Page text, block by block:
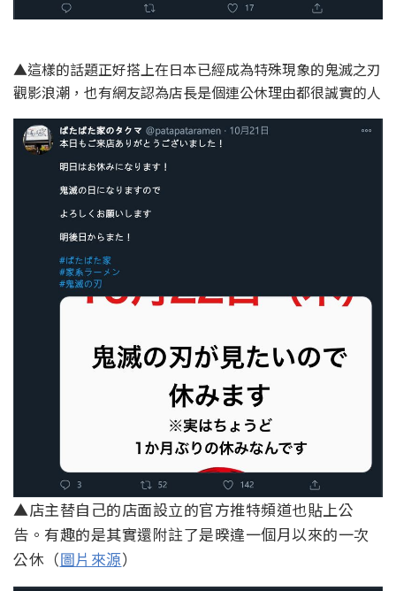
▲這樣的話題正好搭上在日本已經成為特殊現象的鬼滅之刃
觀影浪潮，也有網友認為店長是個連公休理由都很誠實的人
▲店主替自己的店面設立的官方推特頻道也貼上公
告。有趣的是其實還附註了是暌違一個月以來的一次
公休（圖片來源）